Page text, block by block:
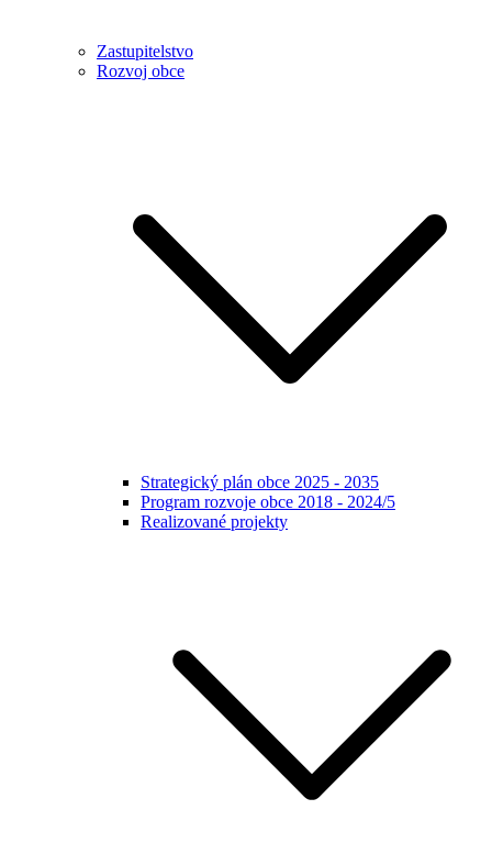
Zastupitelstvo
Rozvoj obce
Strategický plán obce 2025 - 2035
Program rozvoje obce 2018 - 2024/5
Realizované projekty